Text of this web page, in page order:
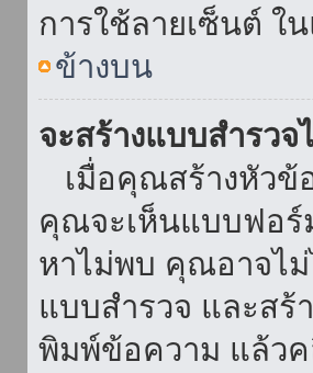
การใช้ลายเซ็นต์ ใ
ข้างบน
จะสร้างแบบสำรวจ
เมื่อคุณสร้างหัวข้
คุณจะเห็นแบบฟอร์
หาไม่พบ คุณอาจไ
แบบสำรวจ และสร้
พิมพ์ข้อความ แล้วค